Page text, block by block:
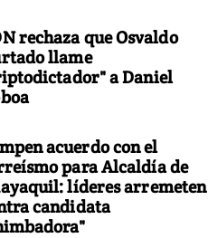
rechaza que Osvaldo
llame
a Daniel
acuerdo con el
para Alcaldía de
líderes arremeten
candidata